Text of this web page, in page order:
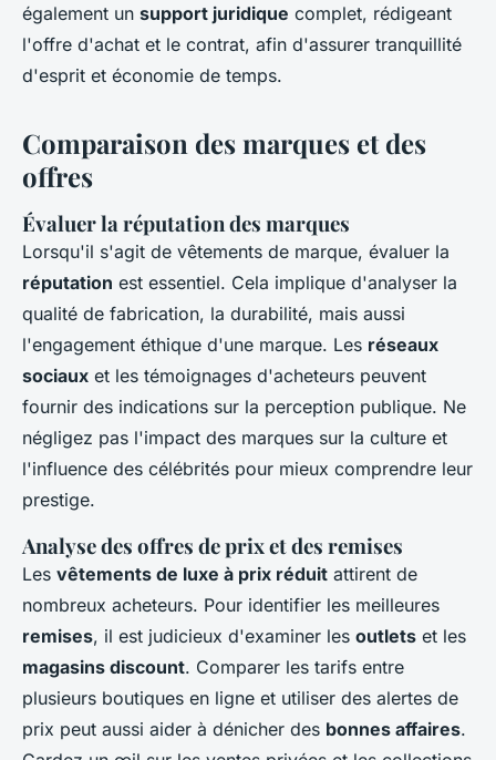
également un support juridique complet, rédigeant
l'offre d'achat et le contrat, afin d'assurer tranquillité
d'esprit et économie de temps.
Comparaison des marques et des
offres
Évaluer la réputation des marques
Lorsqu'il s'agit de vêtements de marque, évaluer la
réputation est essentiel. Cela implique d'analyser la
qualité de fabrication, la durabilité, mais aussi
l'engagement éthique d'une marque. Les réseaux
sociaux et les témoignages d'acheteurs peuvent
fournir des indications sur la perception publique. Ne
négligez pas l'impact des marques sur la culture et
l'influence des célébrités pour mieux comprendre leur
prestige.
Analyse des offres de prix et des remises
Les vêtements de luxe à prix réduit attirent de
nombreux acheteurs. Pour identifier les meilleures
remises, il est judicieux d'examiner les outlets et les
magasins discount. Comparer les tarifs entre
plusieurs boutiques en ligne et utiliser des alertes de
prix peut aussi aider à dénicher des bonnes affaires.